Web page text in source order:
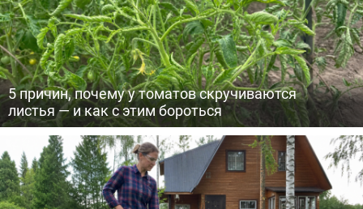
5 причин, почему у томатов скручиваются
листья — и как с этим бороться